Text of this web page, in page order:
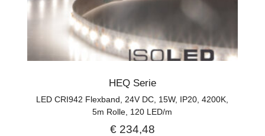
HEQ Serie
LED CRI942 Flexband, 24V DC, 15W, IP20, 4200K,
5m Rolle, 120 LED/m
€234,48